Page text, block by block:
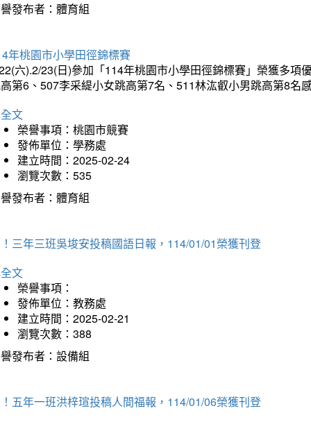
發布者：體育組
年桃園市小學田徑錦標賽
六).2/23(日)參加「114年桃園市小學田徑錦標賽」榮獲多
第6、507李采緹小女跳高第7名、511林汯叡小男跳高第8名
文
榮譽事項：桃園市競賽
發佈單位：學務處
建立時間：2025-02-24
瀏覽次數：535
發布者：體育組
三年三班吳埈安投稿國語日報，114/01/01榮獲刊登
文
榮譽事項：
發佈單位：教務處
建立時間：2025-02-21
瀏覽次數：388
發布者：設備組
五年一班洪梓瑄投稿人間福報，114/01/06榮獲刊登